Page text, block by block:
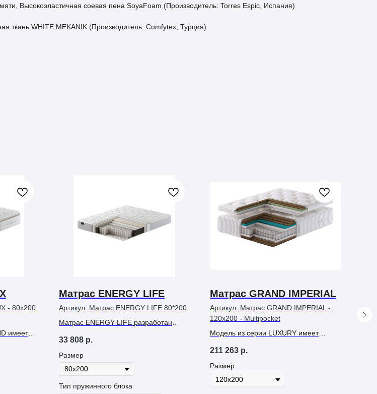
Высокоэластичная соевая пена SoyaFoam (Производитель: Torres Espic, Испания)
ткань WHITE MEKANIK (Производитель: Comfytex, Турция).
- 80х200
имеет
Матрас ENERGY LIFE
Артикул: Матрас ENERGY LIFE 80*200
Матрас ENERGY LIFE разработан
обеспечить ребёнку здоровый,
спокойный и восстанавливающий сон.
33 808 р.
Размер
Тип пружинного блока
Матрас GRAND IMPERIAL
Артикул: Матрас GRAND IMPERIAL -
120х200 - Multipocket
Модель из серии LUXURY имеет
комфортную нагрузку до 180 кг на
спальное место.
211 263 р.
Размер